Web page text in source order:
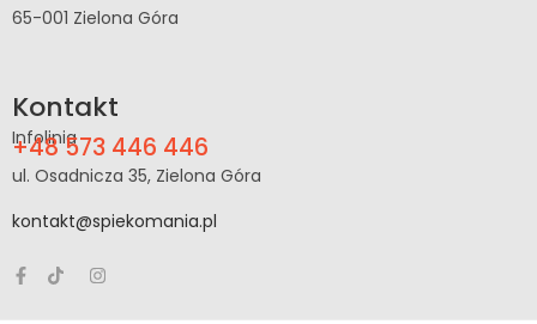
65-001 Zielona Góra
Kontakt
Infolinia
+48 573 446 446
ul. Osadnicza 35, Zielona Góra
kontakt@spiekomania.pl